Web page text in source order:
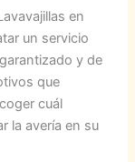
en
un servicio
y de
que
cuál
la avería en su